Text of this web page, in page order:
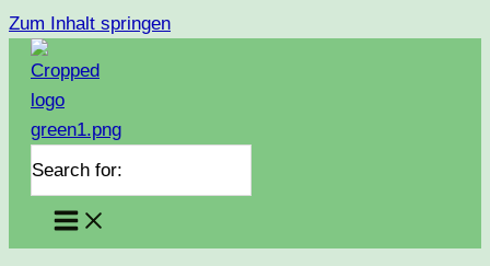
Zum Inhalt springen
Search for: